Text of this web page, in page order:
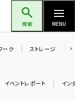
検索 MENU
ーク ストレージ
イベントレポート イン